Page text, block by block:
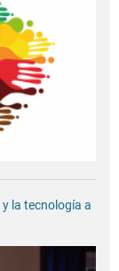
la tecnología a